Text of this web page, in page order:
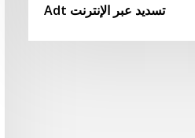
Adt تسديد عبر الإنترنت